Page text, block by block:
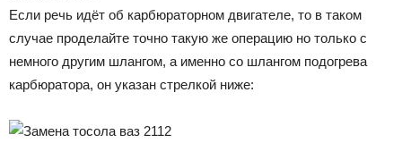
Если речь идёт об карбюраторном двигателе, то в таком
случае проделайте точно такую же операцию но только с
немного другим шлангом, а именно со шлангом подогрева
карбюратора, он указан стрелкой ниже: